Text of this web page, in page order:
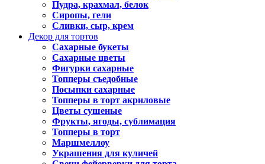
Пудра, крахмал, белок
Сиропы, гели
Сливки, сыр, крем
Декор для тортов
Сахарные букеты
Сахарные цветы
Фигурки сахарные
Топперы съедобные
Посыпки сахарные
Топперы в торт акриловые
Цветы сушеные
Фрукты, ягоды, сублимация
Топперы в торт
Маршмеллоу
Украшения для куличей